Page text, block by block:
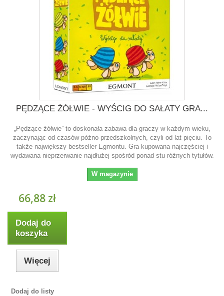
PĘDZĄCE ŻÓŁWIE - WYŚCIG DO SAŁATY GRA...
„Pędzące żółwie” to doskonała zabawa dla graczy w każdym wieku,
zaczynając od czasów późno-przedszkolnych, czyli od lat pięciu. To
także największy bestseller Egmontu. Gra kupowana najczęściej i
wydawana nieprzerwanie najdłużej spośród ponad stu różnych tytułów.
W magazynie
66,88 zł
Dodaj do
koszyka
Więcej
Dodaj do listy